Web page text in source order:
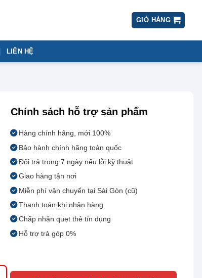
GIỎ HÀNG
LIÊN HỆ
Chính sách hỗ trợ sản phẩm
Hàng chính hãng, mới 100%
Bảo hành chính hãng toàn quốc
Đổi trả trong 7 ngày nếu lỗi kỹ thuật
Giao hàng tận nơi
Miễn phí vận chuyển tại Sài Gòn (cũ)
Thanh toán khi nhận hàng
Chấp nhận quẹt thẻ tín dụng
Hỗ trợ trả góp 0%